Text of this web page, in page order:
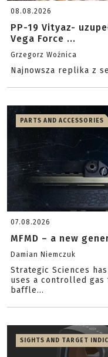
08.08.2026
PP-19 Vityaz-
Vega Force ...
Grzegorz Woźnica
Najnowsza replika z
PARTS AND ACCESSORIES
07.08.2026
MFMD – a new
Damian Niemczuk
Strategic Sciences
uses a controlled
baffle...
SIGHTS AND TARGET